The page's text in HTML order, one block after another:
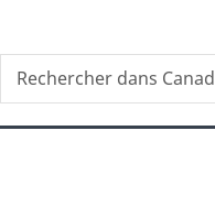
Recherche
Rechercher
dans